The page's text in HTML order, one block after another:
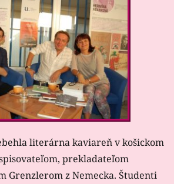
literárna kaviareň v košickom
prekladateľom
Grenzlerom z Nemecka. Študenti